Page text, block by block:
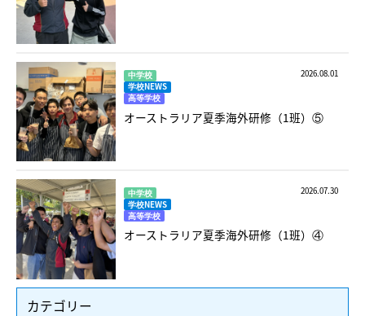
中学校
学校NEWS
高等学校
2026.08.01
オーストラリア夏季海外研修（1班）⑤
中学校
学校NEWS
高等学校
2026.07.30
オーストラリア夏季海外研修（1班）④
カテゴリー